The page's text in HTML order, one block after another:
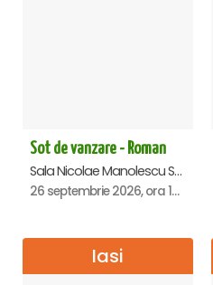
Sot de vanzare - Roman
Sala Nicolae Manolescu Strunga (Sala de festivitati a Primariei Roman), Roman
26 septembrie 2026, ora 19:00
Iasi